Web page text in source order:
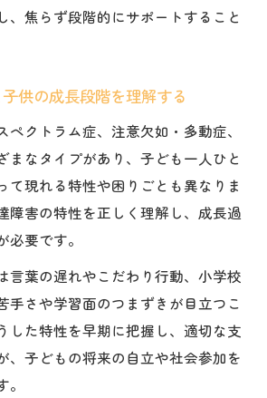
、焦らず段階的にサポートすること
供の成長段階を理解する
ペクトラム症、注意欠如・多動症、
まなタイプがあり、子ども一人ひと
て現れる特性や困りごとも異なりま
障害の特性を正しく理解し、成長過
要です。
言葉の遅れやこだわり行動、小学校
手さや学習面のつまずきが目立つこ
した特性を早期に把握し、適切な支
、子どもの将来の自立や社会参加を